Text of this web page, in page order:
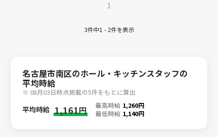
1
3件中1 - 2件を表示
名古屋市南区のホール・キッチンスタッフの
平均時給
※ 08月03日時点掲載の5件をもとに算出
平均時給 1,161円 最高時給 1,260円
最低時給 1,140円